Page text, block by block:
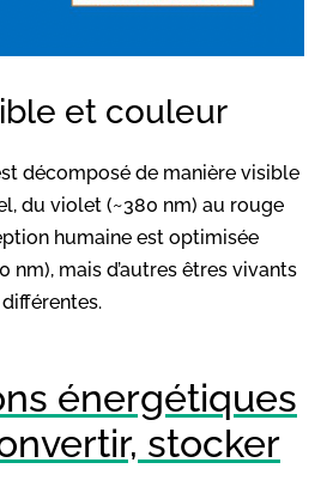
et couleur
décomposé de manière visible
du violet (~380 nm) au rouge
humaine est optimisée
nm), mais d’autres êtres vivants
énergétiques
stocker